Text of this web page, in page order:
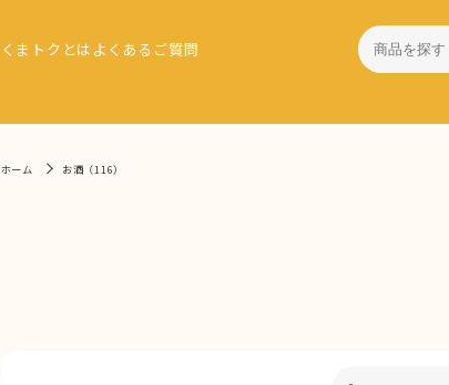
くまトクとは よくあるご質問
ホーム お酒（116）